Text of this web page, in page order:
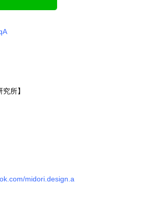
所】
midori.design.a